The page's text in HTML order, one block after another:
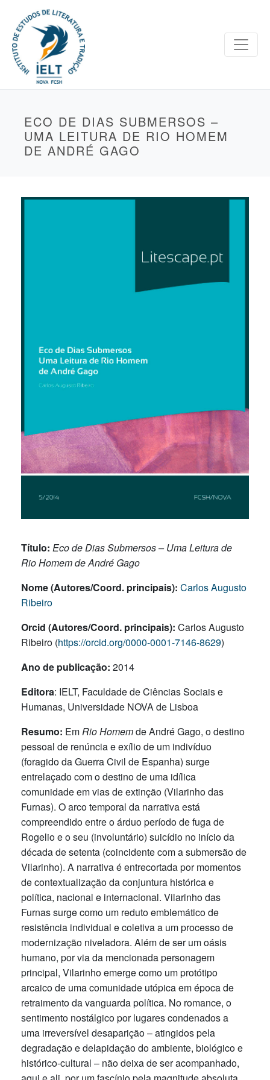
ECO DE DIAS SUBMERSOS –
UMA LEITURA DE RIO HOMEM
DE ANDRÉ GAGO
Título: Eco de Dias Submersos – Uma Leitura de
Rio Homem de André Gago
Nome (Autores/Coord. principais): Carlos Augusto
Ribeiro
Orcid (Autores/Coord. principais): Carlos Augusto
Ribeiro (https://orcid.org/0000-0001-7146-8629)
Ano de publicação: 2014
Editora: IELT, Faculdade de Ciências Sociais e
Humanas, Universidade NOVA de Lisboa
Resumo: EmRio Homemde André Gago, o destino
pessoal de renúncia e exílio de um indivíduo
(foragido da Guerra Civil de Espanha) surge
entrelaçado com o destino de uma idílica
comunidade em vias de extinção (Vilarinho das
Furnas). O arco temporal da narrativa está
compreendido entre o árduo período de fuga de
Rogelio e o seu (involuntário) suicídio no início da
década de setenta (coincidente com a submersão de
Vilarinho). A narrativa é entrecortada por momentos
de contextualização da conjuntura histórica e
política, nacional e internacional. Vilarinho das
Furnas surge como um reduto emblemático de
resistência individual e coletiva a um processo de
modernização niveladora. Além de ser um oásis
humano, por via da mencionada personagem
principal, Vilarinho emerge como um protótipo
arcaico de uma comunidade utópica em época de
retraimento da vanguarda política. No romance, o
sentimento nostálgico por lugares condenados a
uma irreversível desaparição – atingidos pela
degradação e delapidação do ambiente, biológico e
histórico-cultural – não deixa de ser acompanhado,